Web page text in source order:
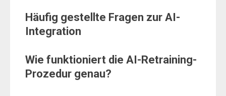
Häufig gestellte Fragen zur AI-
Integration
Wie funktioniert die AI-Retraining-
Prozedur genau?